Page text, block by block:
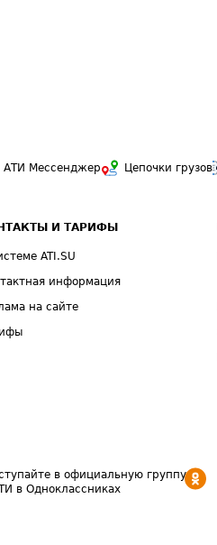
АТИ Мессенджер Цепочки грузов
И ТАРИФЫ
ATI.SU
информация
на сайте
в официальную группу
в Одноклассниках